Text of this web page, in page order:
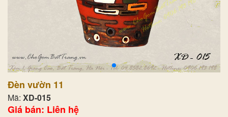
Đèn vườn 11
Mã: XD-015
Giá bán: Liên hệ